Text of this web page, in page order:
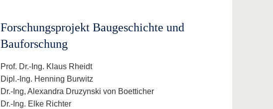
Forschungsprojekt Baugeschichte und
Bauforschung
Prof. Dr.-Ing. Klaus Rheidt
Dipl.-Ing. Henning Burwitz
Dr.-Ing, Alexandra Druzynski von Boetticher
Dr.-Ing. Elke Richter